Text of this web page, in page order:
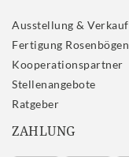
Ausstellung & Verkauf
Fertigung Rosenbögen
Kooperationspartner
Stellenangebote
Ratgeber
ZAHLUNG